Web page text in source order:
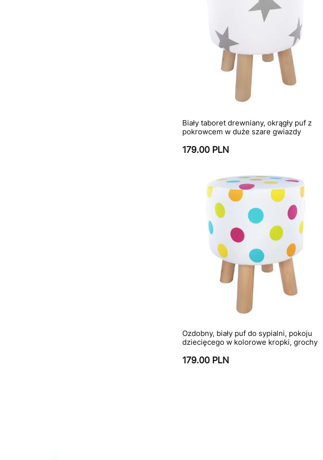
Biały taboret drewniany, okrągły puf z
pokrowcem w duże szare gwiazdy
179.00 PLN
Ozdobny, biały puf do sypialni, pokoju
dziecięcego w kolorowe kropki, grochy
179.00 PLN